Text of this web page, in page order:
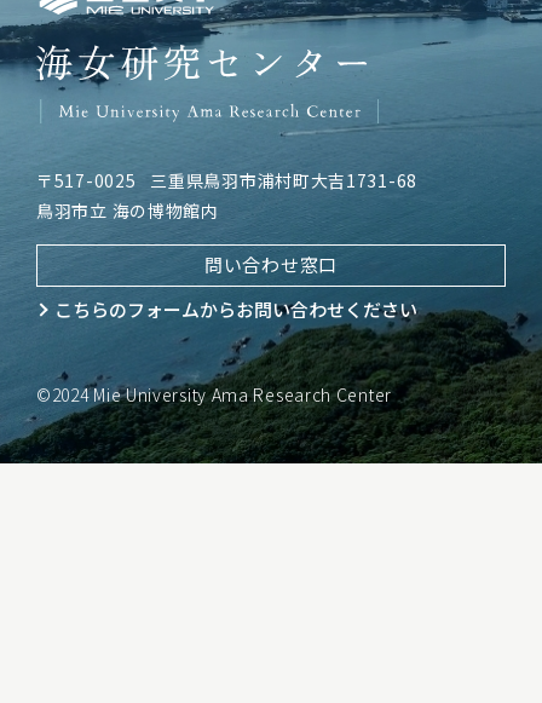
〒517-0025
三重県鳥羽市浦村町大吉1731-68
鳥羽市立 海の博物館内
問い合わせ窓口
こちらのフォームからお問い合わせください
©2024 Mie University Ama Research Center